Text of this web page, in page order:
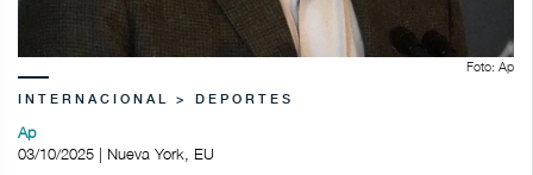
Foto: Ap
INTERNACIONAL > DEPORTES
Ap
03/10/2025 | Nueva York, EU